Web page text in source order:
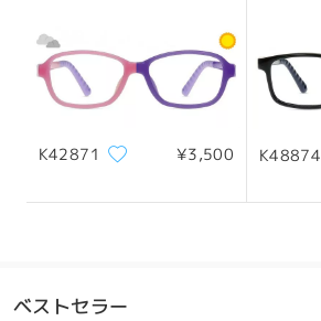
K42871 ¥3,500 K48874
ベストセラー